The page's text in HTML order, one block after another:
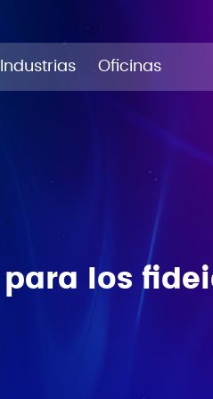
Industrias Oficinas
para los